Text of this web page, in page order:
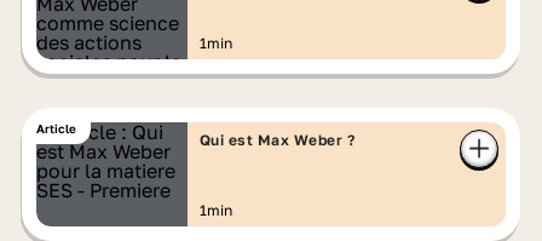
1min
Article
Qui est Max Weber ?
1min